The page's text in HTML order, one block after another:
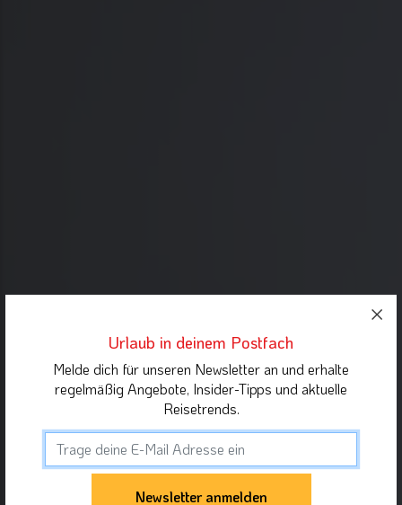
Urlaub in deinem Postfach
Melde dich für unseren Newsletter an und erhalte
regelmäßig Angebote, Insider-Tipps und aktuelle
Reisetrends.